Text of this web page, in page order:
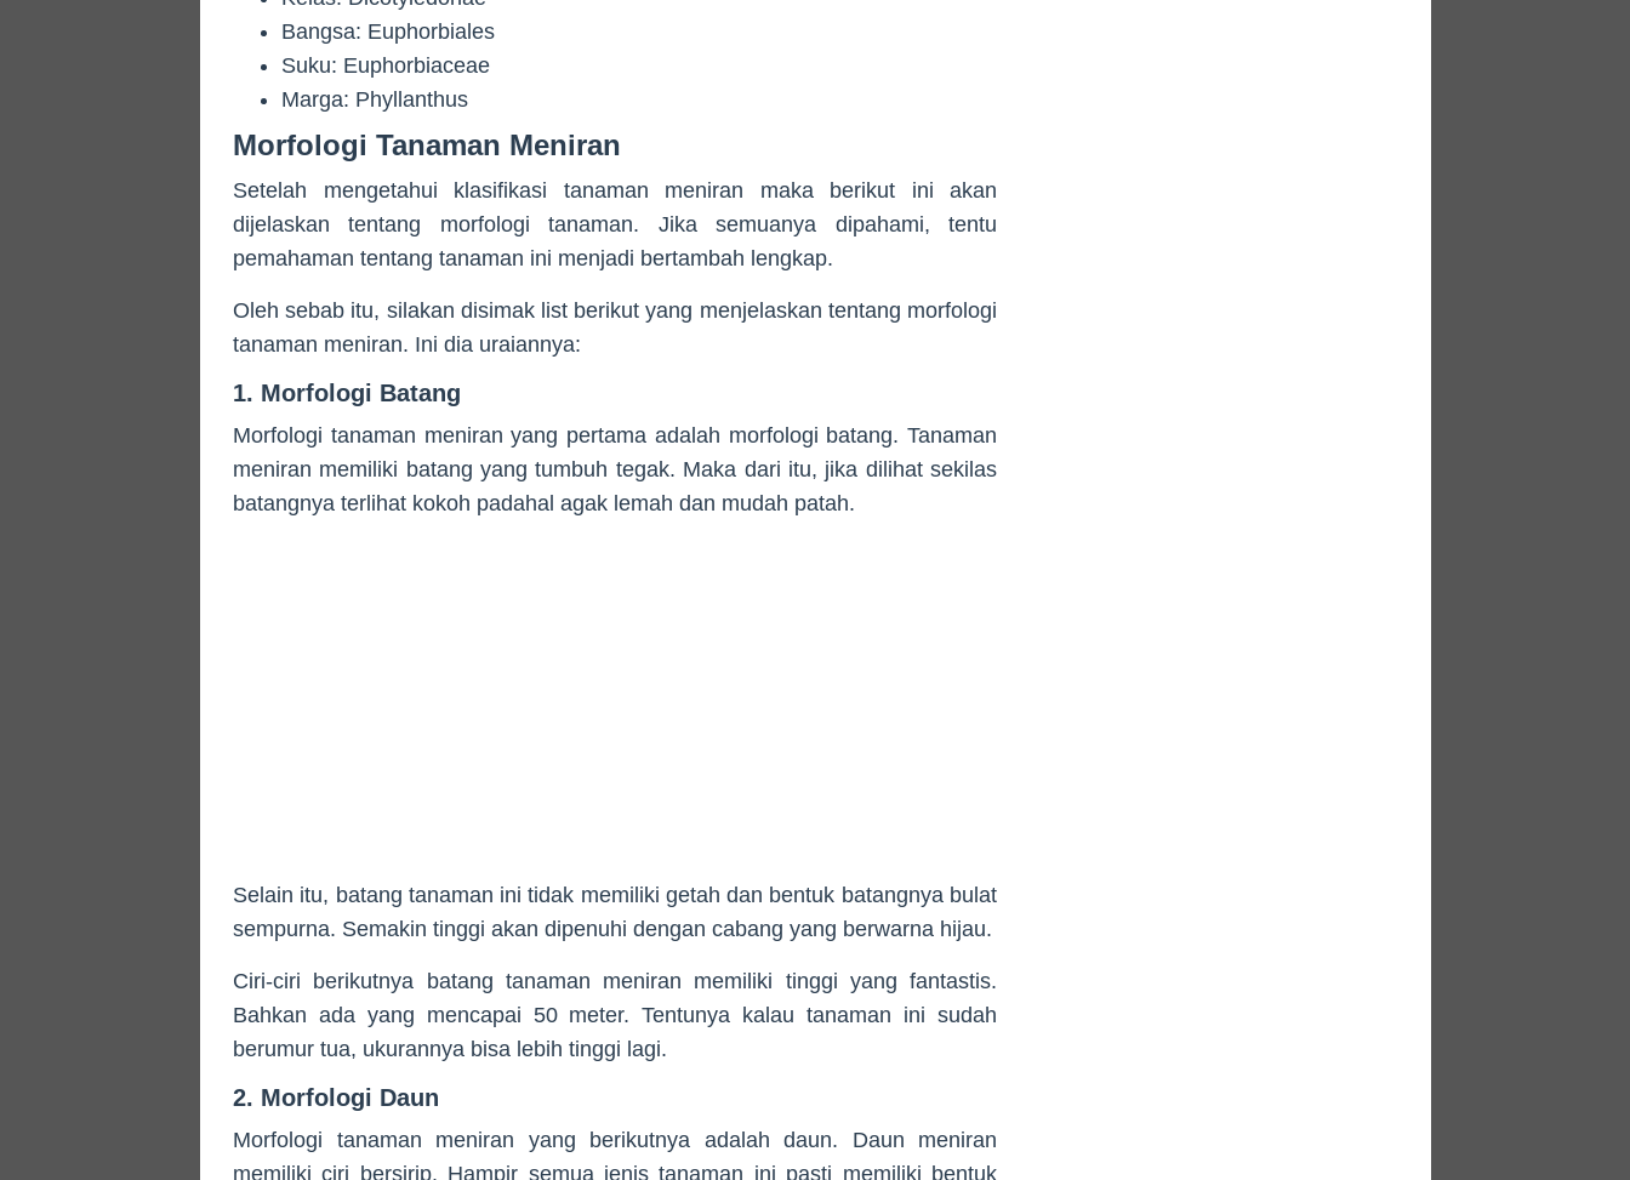
Bangsa: Euphorbiales
Suku: Euphorbiaceae
Marga: Phyllanthus
Morfologi Tanaman Meniran
Setelah mengetahui klasifikasi tanaman meniran maka berikut ini akan
dijelaskan tentang morfologi tanaman. Jika semuanya dipahami, tentu
pemahaman tentang tanaman ini menjadi bertambah lengkap.
Oleh sebab itu, silakan disimak list berikut yang menjelaskan tentang morfologi
tanaman meniran. Ini dia uraiannya:
1. Morfologi Batang
Morfologi tanaman meniran yang pertama adalah morfologi batang. Tanaman
meniran memiliki batang yang tumbuh tegak. Maka dari itu, jika dilihat sekilas
batangnya terlihat kokoh padahal agak lemah dan mudah patah.
Selain itu, batang tanaman ini tidak memiliki getah dan bentuk batangnya bulat
sempurna. Semakin tinggi akan dipenuhi dengan cabang yang berwarna hijau.
Ciri-ciri berikutnya batang tanaman meniran memiliki tinggi yang fantastis.
Bahkan ada yang mencapai 50 meter. Tentunya kalau tanaman ini sudah
berumur tua, ukurannya bisa lebih tinggi lagi.
2. Morfologi Daun
Morfologi tanaman meniran yang berikutnya adalah daun. Daun meniran
memiliki ciri bersirip. Hampir semua jenis tanaman ini pasti memiliki bentuk